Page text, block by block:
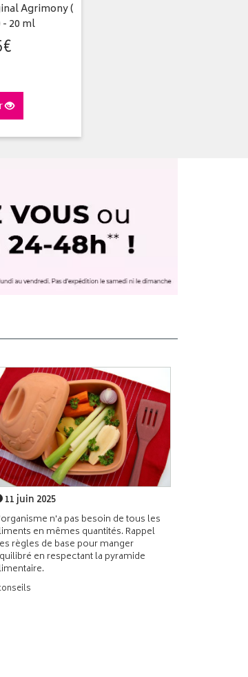
Agrimony (
20 ml
€
11 juin 2025
n'a pas besoin de tous les
en mêmes quantités. Rappel
règles de base pour manger
en respectant la pyramide